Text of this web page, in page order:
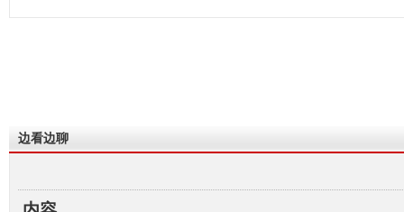
边看边聊